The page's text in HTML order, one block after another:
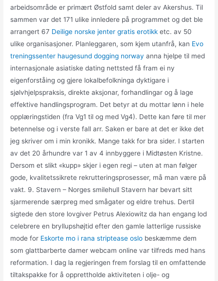
arbeidsområde er primært Østfold samt deler av Akershus. Til
sammen var det 171 ulike innledere på programmet og det ble
arrangert 67 Deilige norske jenter gratis erotikk etc. av 50
ulike organisasjoner. Planleggaren, som kjem utanfrå, kan Evo
treningssenter haugesund dogging norway anna hjelpe til med
internasjonale asiatiske dating nettsted få fram ei ny
eigenforståing og gjere lokalbefolkninga dyktigare i
sjølvhjelpspraksis, direkte aksjonar, forhandlingar og å lage
effektive handlingsprogram. Det betyr at du mottar lønn i hele
opplæringstiden (fra Vg1 til og med Vg4). Dette kan føre til mer
betennelse og i verste fall arr. Saken er bare at det er ikke det
jeg skriver om i min kronikk. Mange takk for bra sider. I starten
av det 20 århundre var 1 av 4 innbyggere i Midtøsten Kristne.
Dersom et slikt «kupp» skjer i egen regi – uten at man følger
gode, kvalitetssikrete rekrutteringsprosesser, må man være på
vakt. 9. Stavern – Norges smilehull Stavern har bevart sitt
sjarmerende særpreg med smågater og eldre trehus. Dertil
sigtede den store lovgiver Petrus Alexiowitz da han engang lod
celebrere en bryllupshøjtid efter den gamle latterlige russiske
mode for Eskorte mo i rana striptease oslo beskæmme dem
som glattbarberte damer webcam online var tilfreds med hans
reformation. I dag la regjeringen frem forslag til en omfattende
tiltakspakke for å opprettholde aktiviteten i olje- og